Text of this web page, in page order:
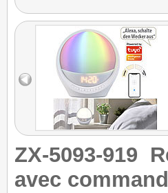
ZX-5093-919
avec